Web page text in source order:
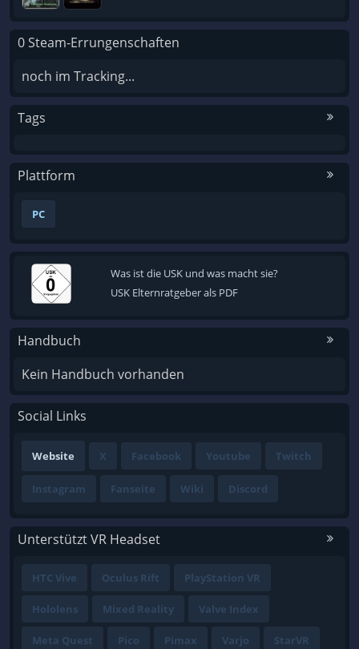
0 Steam-Errungenschaften
noch im Tracking...
Tags
Plattform
PC
Was ist die USK und was macht sie?
USK Elternratgeber als PDF
Handbuch
Kein Handbuch vorhanden
Social Links
Website X Facebook Youtube Twitch
Instagram Fanseite Wiki Discord
Unterstützt VR Headset
HTC Vive Oculus Rift PlayStation VR
Hololens Mixed Reality Valve Index
Meta Quest Pico Pimax Varjo StarVR